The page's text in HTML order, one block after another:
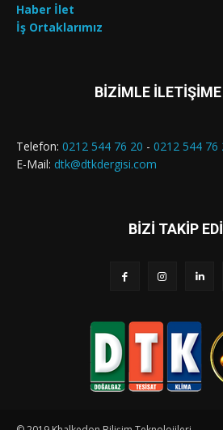
Haber İlet
İş Ortaklarımız
BİZİMLE İLETİŞİME
Telefon: 0212 544 76 20 - 0212 544 76
E-Mail: dtk@dtkdergisi.com
BİZİ TAKİP